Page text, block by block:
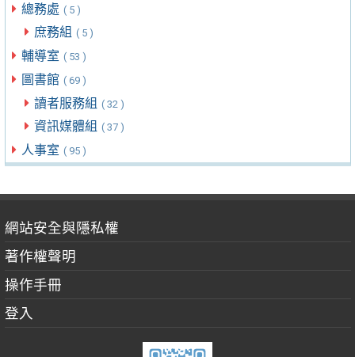
總務處 ( 5 )
庶務組 ( 5 )
輔導室 ( 53 )
圖書館 ( 69 )
讀者服務組 ( 32 )
資訊媒體組 ( 37 )
人事室 ( 95 )
網站安全與隱私權
著作權聲明
操作手冊
登入